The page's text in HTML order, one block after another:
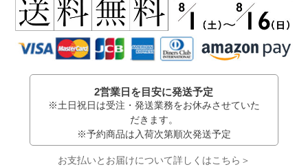
2営業日を目安に発送予定
※土日祝日は受注・発送業務をお休みさせていた
だきます。
※予約商品は入荷次第順次発送予定
お支払いとお届けについて詳しくはこちら＞